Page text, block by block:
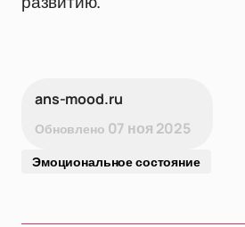
ans-mood.ru
Обновлено 07 ноя 2025
Эмоциональное состояние